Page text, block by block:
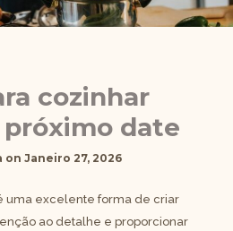
cozinhar
próximo date
on Janeiro 27, 2026
uma excelente forma de criar
ao detalhe e proporcionar